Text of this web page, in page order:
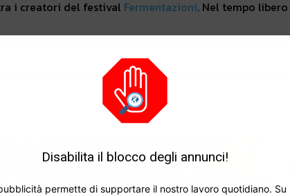
i creatori del festival Fermentazioni. Nel tempo libero
Disabilita il blocco degli annunci!
permette di supportare il nostro lavoro quotidiano. Su